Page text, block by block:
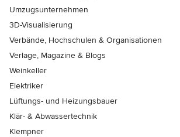
Umzugsunternehmen
3D-Visualisierung
Verbände, Hochschulen & Organisationen
Verlage, Magazine & Blogs
Weinkeller
Elektriker
Lüftungs- und Heizungsbauer
Klär- & Abwassertechnik
Klempner